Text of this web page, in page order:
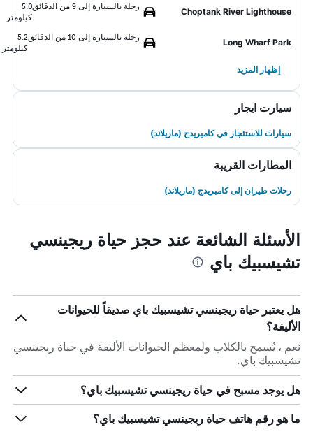
Choptank River Lighthouse
رحلة بالسيارة إلى 9 من الدقائق
5.0
كيلومتر
Long Wharf Park
رحلة بالسيارة إلى 10 من الدقائق
5.2
كيلومتر
إظهار المزيد
سيارت ايجار
سيارات للاستئجار في كامبريدج (ماريلاند)
المطارات القريبة
رحلات طيران إلى كامبريدج (ماريلاند)
الأسئلة الشائعة عند حجز حياة ريجينسي
تشيسبيك باي
هل يعتبر حياة ريجينسي تشيسبيك باي صديقاً للحيوانات
الأليفة؟
نعم ، يُسمح بالكلاب ولمعظم الحيوانات الأليفة في حياة ريجينسي
تشيسبيك باي.
هل يوجد مسبح في حياة ريجينسي تشيسبيك باي؟
ما هو رقم هاتف حياة ريجينسي تشيسبيك باي؟